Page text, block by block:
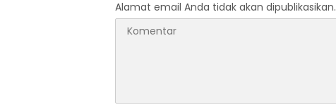
Alamat email Anda tidak akan dipublikasikan.